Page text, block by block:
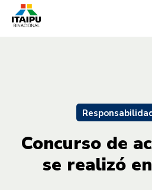
Concurso de
se realizó